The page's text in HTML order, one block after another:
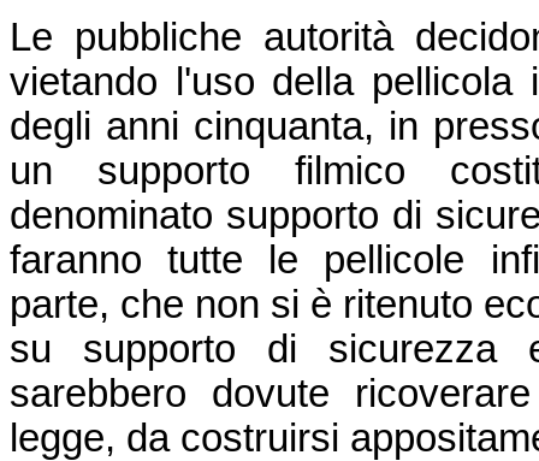
Le pubbliche autorità
vietando l'uso della pellicola
degli anni cinquanta, in
un supporto filmico
denominato supporto di
faranno tutte le pellicole
parte, che non si è ritenuto
su supporto di sicurezza
sarebbero dovute
legge, da costruirsi